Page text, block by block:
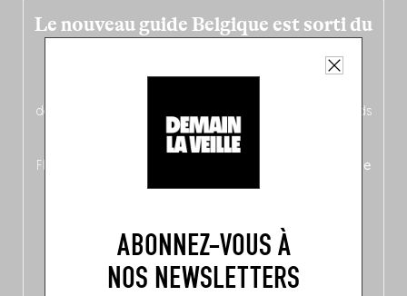
ABONNEZ-VOUS À
NOS NEWSLETTERS
Le nouveau guide Belgique est sorti du
Dans ce quatrième opus bigoût (en français côté pile, en
découvrez
qui met les pieds
dans le plat (pays) pour se demander si la cuisine a une
150 adresses flambant neuves
Flandre, à Bruxelles et en Wallonie, ainsi qu’
un palmarès de
au sommet de la belgitude.